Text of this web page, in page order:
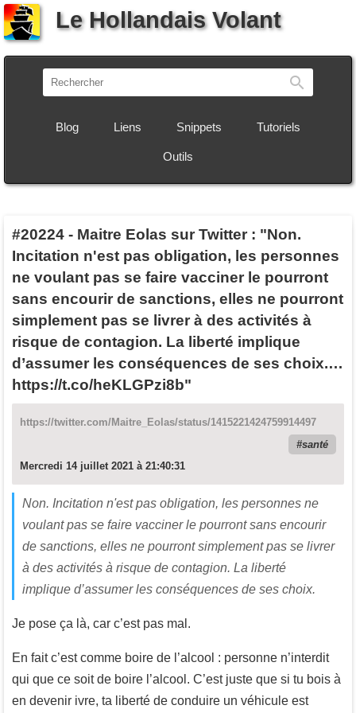
Le Hollandais Volant
Blog Liens Snippets Tutoriels
Outils
#20224 - Maitre Eolas sur Twitter : "Non.
Incitation n'est pas obligation, les personnes
ne voulant pas se faire vacciner le pourront
sans encourir de sanctions, elles ne pourront
simplement pas se livrer à des activités à
risque de contagion. La liberté implique
d’assumer les conséquences de ses choix.…
https://t.co/heKLGPzi8b"
https://twitter.com/Maitre_Eolas/status/1415221424759914497
santé
Mercredi 14 juillet 2021 à 21:40:31
Non. Incitation n'est pas obligation, les personnes ne
voulant pas se faire vacciner le pourront sans encourir
de sanctions, elles ne pourront simplement pas se livrer
à des activités à risque de contagion. La liberté
implique d’assumer les conséquences de ses choix.
Je pose ça là, car c’est pas mal.
En fait c’est comme boire de l’alcool : personne n’interdit
qui que ce soit de boire l’alcool. C’est juste que si tu bois à
en devenir ivre, ta liberté de conduire un véhicule est